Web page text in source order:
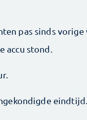
pas sinds
accu stond.
eindtijd.